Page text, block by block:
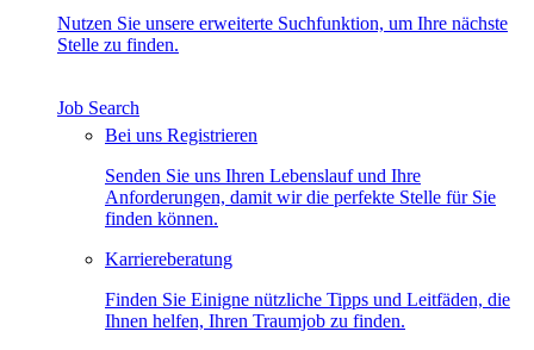
Nutzen Sie unsere erweiterte Suchfunktion, um Ihre nächste
Stelle zu finden.
Job Search
Bei uns Registrieren
Senden Sie uns Ihren Lebenslauf und Ihre
Anforderungen, damit wir die perfekte Stelle für Sie
finden können.
Karriereberatung
Finden Sie Einigne nützliche Tipps und Leitfäden, die
Ihnen helfen, Ihren Traumjob zu finden.